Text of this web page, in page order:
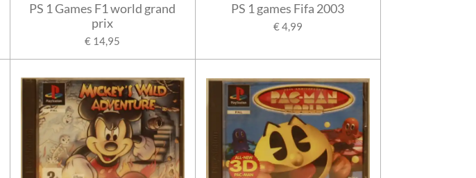
PS 1 Games F1 world grand
prix
€ 14,95
PS 1 games Fifa 2003
€ 4,99